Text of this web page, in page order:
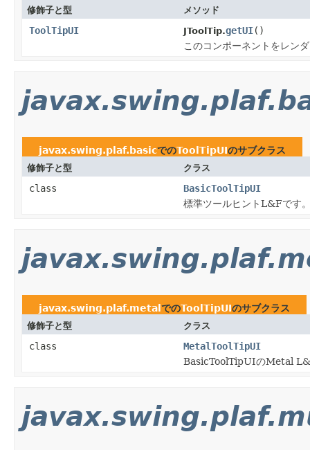
修飾子と型 メソッド
ToolTipUI JToolTip.getUI()
このコンポーネントをレン
javax.swing.plaf.basicでのToolTipUIのサブクラス
修飾子と型 クラス
class
BasicToolTipUI
標準ツールヒントL&Fです
javax.swing.plaf.metalでのToolTipUIのサブクラス
修飾子と型 クラス
class
MetalToolTipUI
BasicToolTipUIのMetal